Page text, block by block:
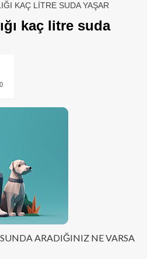
KAÇ LITRE SUDA YAŞAR
kaç litre suda
0
ARADIĞINIZ NE VARSA